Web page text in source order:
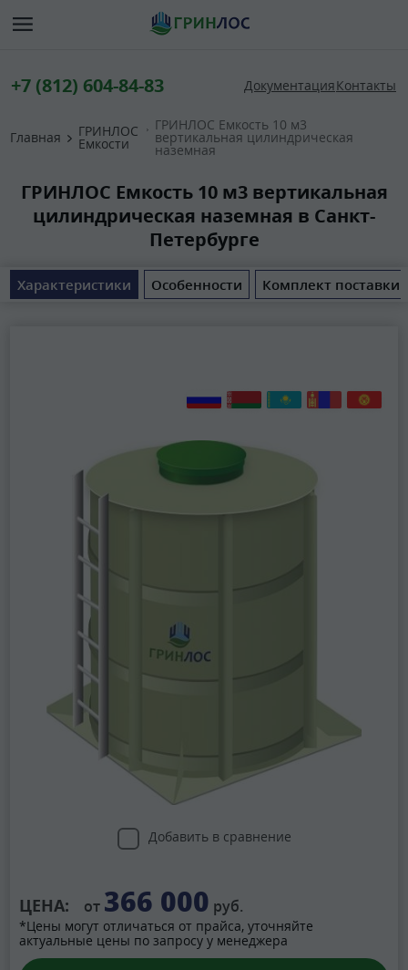
+7 (812) 604-84-83 ДокументацияКонтакты
Главная ГРИНЛОС
Емкости
ГРИНЛОС Емкость 10 м3
вертикальная цилиндрическая
наземная
ГРИНЛОС Емкость 10 м3 вертикальная
цилиндрическая наземная в Санкт-
Петербурге
Характеристики Особенности Комплект поставки
Добавить в сравнение
ЦЕНА: от 366 000 руб.
*Цены могут отличаться от прайса, уточняйте
актуальные цены по запросу у менеджера